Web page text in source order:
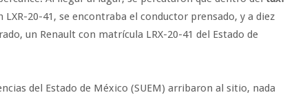
LXR-20-41, se encontraba el conductor prensado, y a diez
un Renault con matrícula LRX-20-41 del Estado de
del Estado de México (SUEM) arribaron al sitio, nada